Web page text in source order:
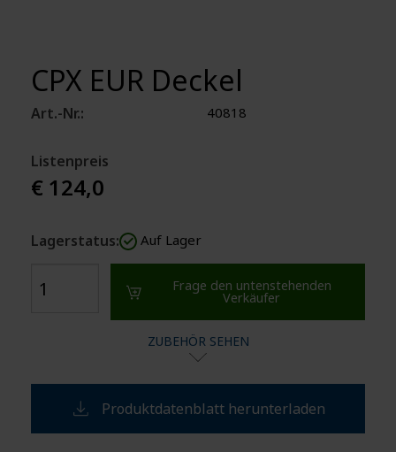
CPX EUR Deckel
Art.-Nr.: 40818
Listenpreis
€ 124,0
Lagerstatus: Auf Lager
Frage den untenstehenden
Verkäufer
ZUBEHÖR SEHEN
Produktdatenblatt herunterladen